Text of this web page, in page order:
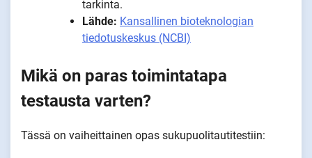
tarkinta.
Lähde: Kansallinen bioteknologian
tiedotuskeskus (NCBI)
Mikä on paras toimintatapa
testausta varten?
Tässä on vaiheittainen opas sukupuolitautitestiin: